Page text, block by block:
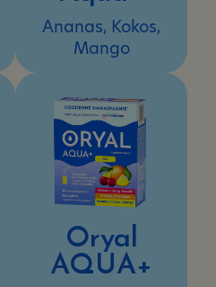
Ananas, Kokos,
Mango
Oryal
AQUA+